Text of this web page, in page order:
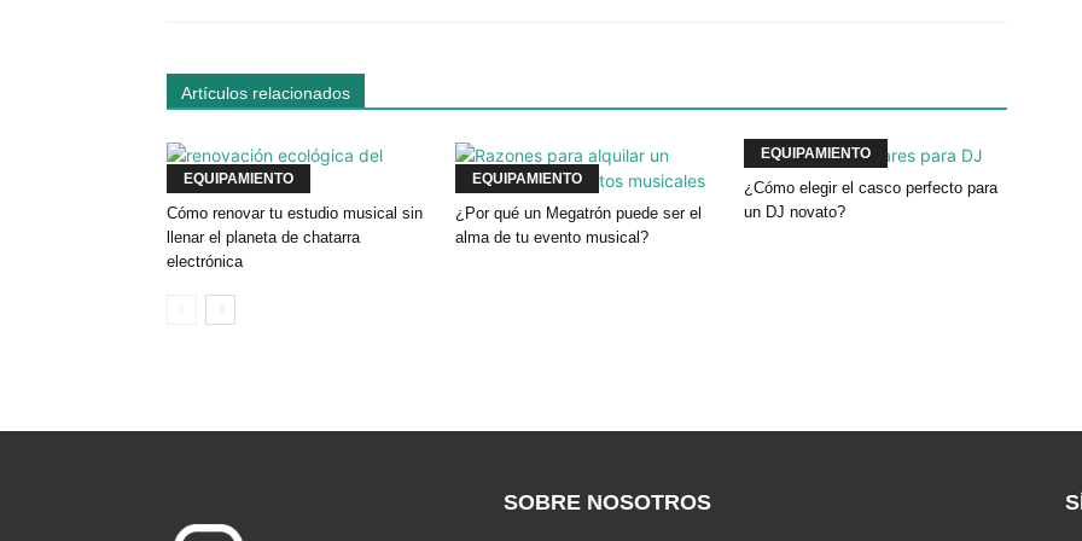
Artículos relacionados
EQUIPAMIENTO
Cómo renovar tu estudio musical sin
llenar el planeta de chatarra
electrónica
EQUIPAMIENTO
¿Por qué un Megatrón puede ser el
alma de tu evento musical?
EQUIPAMIENTO
¿Cómo elegir el casco perfecto para
un DJ novato?
SOBRE NOSOTROS